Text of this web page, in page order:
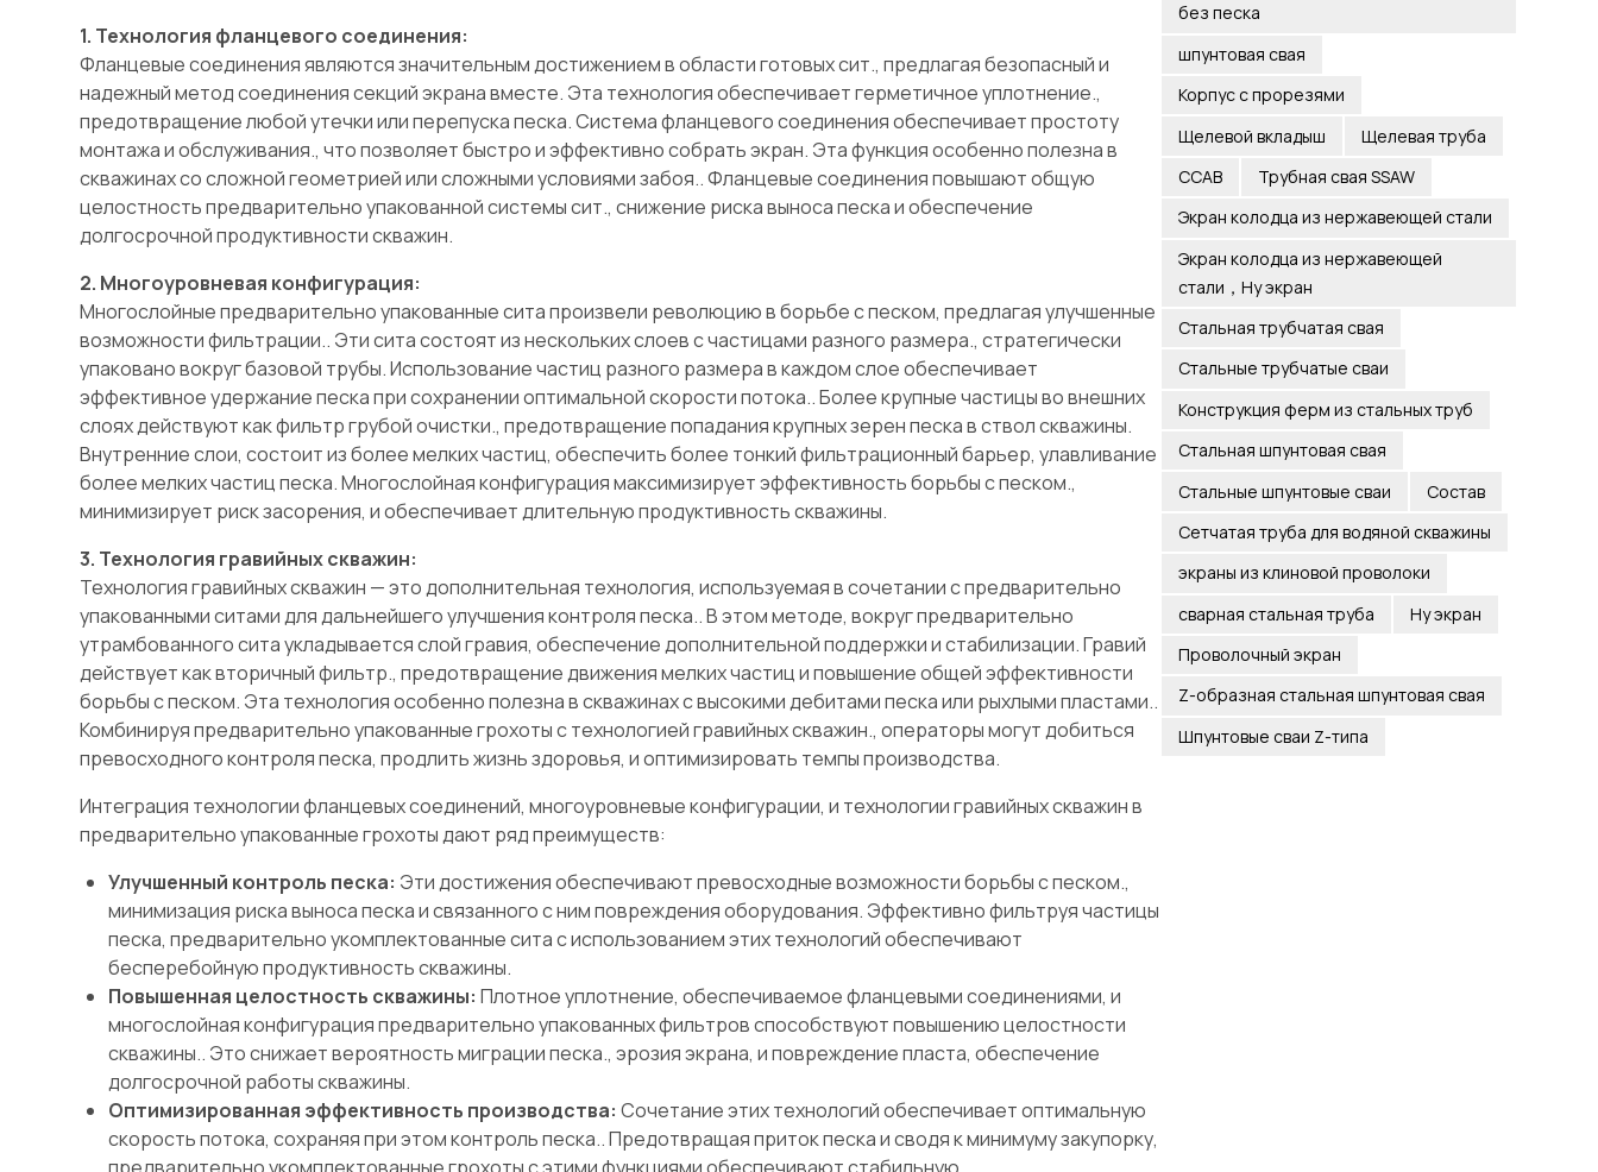
1. Технология фланцевого соединения:
Фланцевые соединения являются значительным достижением в области готовых сит., предлагая безопасный и
надежный метод соединения секций экрана вместе. Эта технология обеспечивает герметичное уплотнение.,
предотвращение любой утечки или перепуска песка. Система фланцевого соединения обеспечивает простоту
монтажа и обслуживания., что позволяет быстро и эффективно собрать экран. Эта функция особенно полезна в
скважинах со сложной геометрией или сложными условиями забоя.. Фланцевые соединения повышают общую
целостность предварительно упакованной системы сит., снижение риска выноса песка и обеспечение
долгосрочной продуктивности скважин.
2. Многоуровневая конфигурация:
Многослойные предварительно упакованные сита произвели революцию в борьбе с песком, предлагая улучшенные
возможности фильтрации.. Эти сита состоят из нескольких слоев с частицами разного размера., стратегически
упаковано вокруг базовой трубы. Использование частиц разного размера в каждом слое обеспечивает
эффективное удержание песка при сохранении оптимальной скорости потока.. Более крупные частицы во внешних
слоях действуют как фильтр грубой очистки., предотвращение попадания крупных зерен песка в ствол скважины.
Внутренние слои, состоит из более мелких частиц, обеспечить более тонкий фильтрационный барьер, улавливание
более мелких частиц песка. Многослойная конфигурация максимизирует эффективность борьбы с песком.,
минимизирует риск засорения, и обеспечивает длительную продуктивность скважины.
3. Технология гравийных скважин:
Технология гравийных скважин — это дополнительная технология, используемая в сочетании с предварительно
упакованными ситами для дальнейшего улучшения контроля песка.. В этом методе, вокруг предварительно
утрамбованного сита укладывается слой гравия, обеспечение дополнительной поддержки и стабилизации. Гравий
действует как вторичный фильтр., предотвращение движения мелких частиц и повышение общей эффективности
борьбы с песком. Эта технология особенно полезна в скважинах с высокими дебитами песка или рыхлыми пластами..
Комбинируя предварительно упакованные грохоты с технологией гравийных скважин., операторы могут добиться
превосходного контроля песка, продлить жизнь здоровья, и оптимизировать темпы производства.
Интеграция технологии фланцевых соединений, многоуровневые конфигурации, и технологии гравийных скважин в
предварительно упакованные грохоты дают ряд преимуществ:
Улучшенный контроль песка: Эти достижения обеспечивают превосходные возможности борьбы с песком.,
минимизация риска выноса песка и связанного с ним повреждения оборудования. Эффективно фильтруя частицы
песка, предварительно укомплектованные сита с использованием этих технологий обеспечивают
бесперебойную продуктивность скважины.
Повышенная целостность скважины: Плотное уплотнение, обеспечиваемое фланцевыми соединениями, и
многослойная конфигурация предварительно упакованных фильтров способствуют повышению целостности
скважины.. Это снижает вероятность миграции песка., эрозия экрана, и повреждение пласта, обеспечение
долгосрочной работы скважины.
Оптимизированная эффективность производства: Сочетание этих технологий обеспечивает оптимальную
скорость потока, сохраняя при этом контроль песка.. Предотвращая приток песка и сводя к минимуму закупорку,
предварительно укомплектованные грохоты с этими функциями обеспечивают стабильную
без песка
шпунтовая свая
Корпус с прорезями
Щелевой вкладыш
Щелевая труба
ССАВ
Трубная свая SSAW
Экран колодца из нержавеющей стали
Экран колодца из нержавеющей
стали，Ну экран
Стальная трубчатая свая
Стальные трубчатые сваи
Конструкция ферм из стальных труб
Стальная шпунтовая свая
Стальные шпунтовые сваи
Состав
Сетчатая труба для водяной скважины
экраны из клиновой проволоки
сварная стальная труба
Ну экран
Проволочный экран
Z-образная стальная шпунтовая свая
Шпунтовые сваи Z-типа